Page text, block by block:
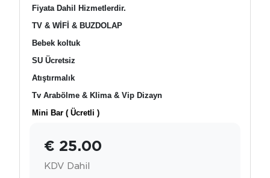
Fiyata Dahil Hizmetlerdir.
TV & WİFİ & BUZDOLAP
Bebek koltuk
SU Ücretsiz
Atıştırmalık
Tv Arabölme & Klima & Vip Dizayn
Mini Bar ( Ücretli )
€ 25.00
KDV Dahil